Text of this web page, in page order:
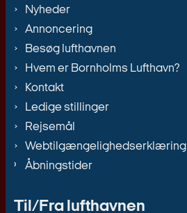
Nyheder
Annoncering
Besøg lufthavnen
Hvem er Bornholms Lufthavn?
Kontakt
Ledige stillinger
Rejsemål
Webtilgængelighedserklæring
Åbningstider
Til/Fra lufthavnen